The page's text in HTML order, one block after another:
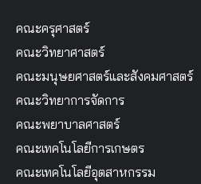
คณะครุศาสตร์
คณะวิทยาศาสตร์
คณะมนุษยศาสตร์และสังคมศาสตร์
คณะวิทยาการจัดการ
คณะพยาบาลศาสตร์
คณะเทคโนโลยีการเกษตร
คณะเทคโนโลยีอุตสาหกรรม